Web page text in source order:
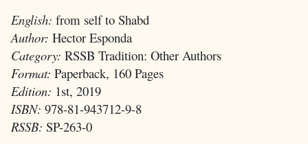
English: from self to Shabd
Author: Hector Esponda
Category: RSSB Tradition: Other Authors
Format: Paperback, 160 Pages
Edition: 1st, 2019
ISBN: 978-81-943712-9-8
RSSB: SP-263-0